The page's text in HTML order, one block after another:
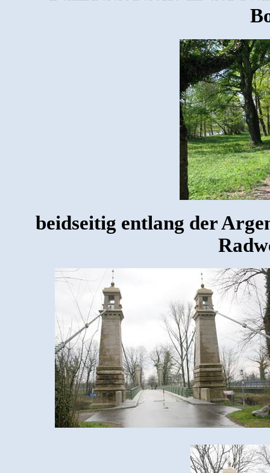
beidseitig entlang der